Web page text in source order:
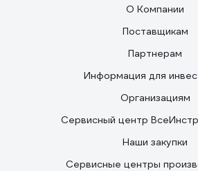
О Компании
Поставщикам
Партнерам
Информация для
Организациям
Сервисный центр
Наши закупки
Сервисные центры